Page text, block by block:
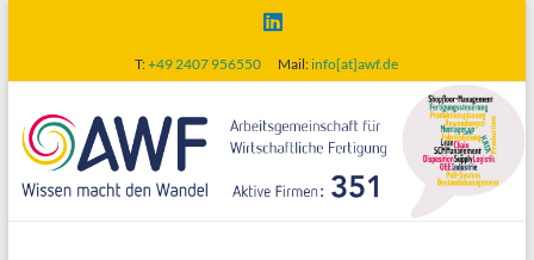
content
T:+49 2407 956550 Mail:info[at]awf.de